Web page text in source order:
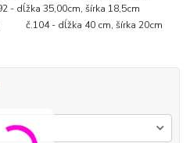
- dĺžka 35,00cm, šírka 18,5cm
č.104 - dĺžka 40 cm, šírka 20cm